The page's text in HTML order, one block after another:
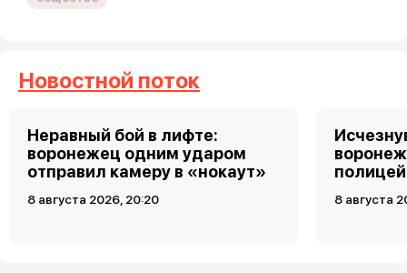
Новостной поток
Неравный бой в лифте:
воронежец одним ударом
отправил камеру в «нокаут»
8 августа 2026, 20:20 8 августа